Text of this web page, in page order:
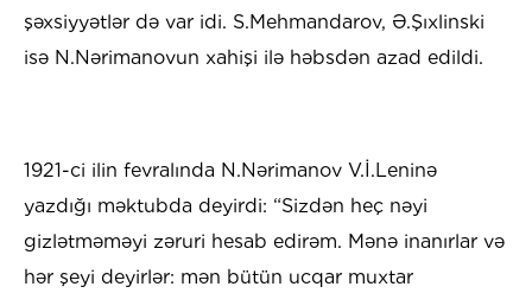
şəxsiyyətlər də var idi. S.Mehmandarov, Ə.Şıxlinski
isə N.Nərimanovun xahişi ilə həbsdən azad edildi.
1921-ci ilin fevralında N.Nərimanov V.İ.Leninə
yazdığı məktubda deyirdi: “Sizdən heç nəyi
gizlətməməyi zəruri hesab edirəm. Mənə inanırlar və
hər şeyi deyirlər: mən bütün ucqar muxtar